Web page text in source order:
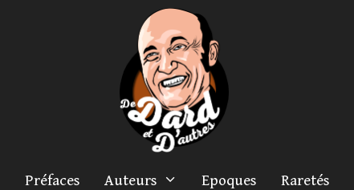
Préfaces Auteurs Epoques Raretés